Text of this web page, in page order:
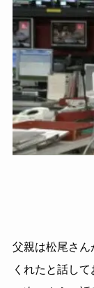
父親は松尾さん
くれたと話し